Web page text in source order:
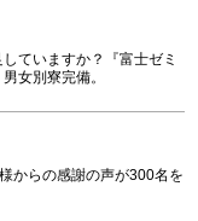
ていますか？『富士ゼミ
女別寮完備。
からの感謝の声が300名を